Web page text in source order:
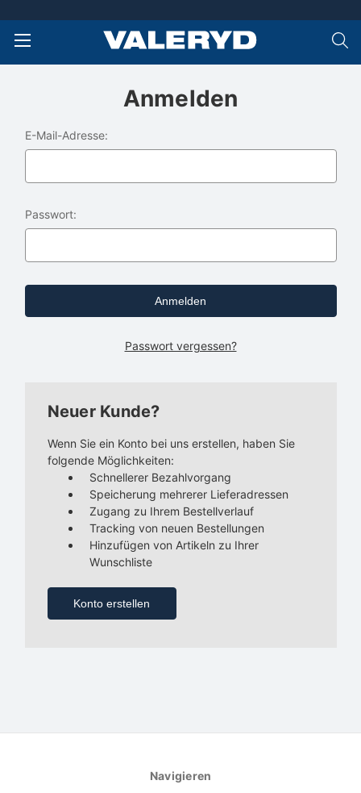
Anmelden
E-Mail-Adresse:
Passwort:
Passwort vergessen?
Neuer Kunde?
Wenn Sie ein Konto bei uns erstellen, haben Sie
folgende Möglichkeiten:
Schnellerer Bezahlvorgang
Speicherung mehrerer Lieferadressen
Zugang zu Ihrem Bestellverlauf
Tracking von neuen Bestellungen
Hinzufügen von Artikeln zu Ihrer
Wunschliste
Konto erstellen
Navigieren